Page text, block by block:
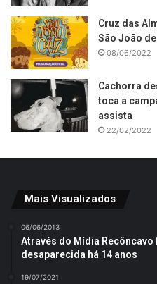
Cruz das
São João
08/06/2022
Cachorra
toca a
assista
22/02/2022
Mais Visualizados
06/06/2013
Através do Mídia
desaparecida há 14 anos
19/07/2021